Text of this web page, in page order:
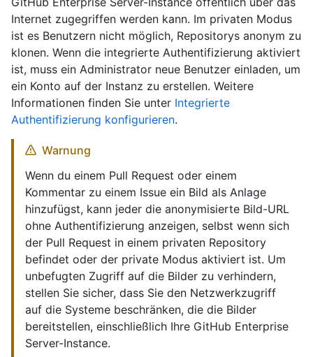
Internet zugegriffen werden kann. Im privaten Modus
ist es Benutzern nicht möglich, Repositorys anonym zu
klonen. Wenn die integrierte Authentifizierung aktiviert
ist, muss ein Administrator neue Benutzer einladen, um
ein Konto auf der Instanz zu erstellen. Weitere
Informationen finden Sie unter Integrierte
Authentifizierung konfigurieren.
Warnung
Wenn du einem Pull Request oder einem
Kommentar zu einem Issue ein Bild als Anlage
hinzufügst, kann jeder die anonymisierte Bild-URL
ohne Authentifizierung anzeigen, selbst wenn sich
der Pull Request in einem privaten Repository
befindet oder der private Modus aktiviert ist. Um
unbefugten Zugriff auf die Bilder zu verhindern,
stellen Sie sicher, dass Sie den Netzwerkzugriff
auf die Systeme beschränken, die die Bilder
bereitstellen, einschließlich Ihre GitHub Enterprise
Server-Instance.